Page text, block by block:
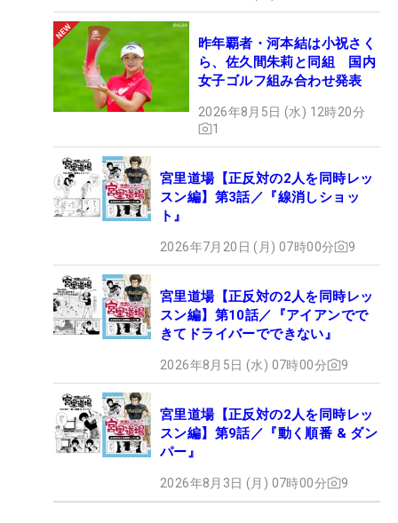
昨年覇者・河本結は小祝さく
ら、佐久間朱莉と同組 国内
女子ゴルフ組み合わせ発表
2026年8月5日 (水) 12時20分
1
宮里道場【正反対の2人を同時レッ
スン編】第3話／『線消しショッ
ト』
2026年7月20日 (月) 07時00分 9
宮里道場【正反対の2人を同時レッ
スン編】第10話／『アイアンでで
きてドライバーでできない』
2026年8月5日 (水) 07時00分 9
宮里道場【正反対の2人を同時レッ
スン編】第9話／『動く順番 & ダン
パー』
2026年8月3日 (月) 07時00分 9